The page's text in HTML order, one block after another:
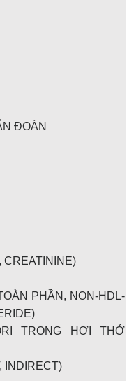
ĐOÁN
PHẦN, NON-HDL-
TRONG HƠI THỞ
INDIRECT)